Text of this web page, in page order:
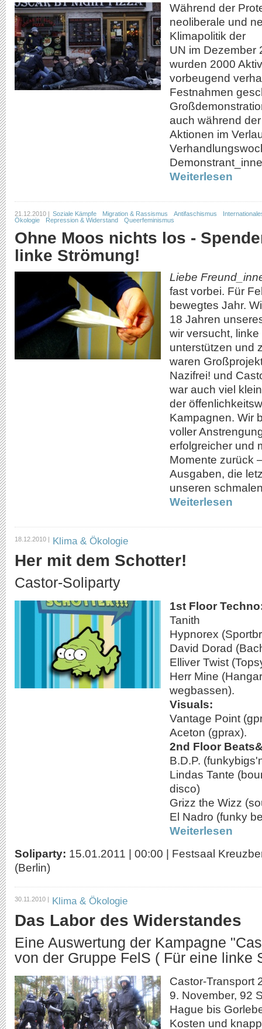
Während der
neoliberale und
Klimapolitik der
UN im Dezember
wurden 2000
vorbeugend
Festnahmen
auch während
Aktionen im
Weiterlesen
21.12.2010 | Soziale Kämpfe Migration & Rassismus Antifaschismus
Ökologie
Repression & Widerstand Queerfeminismus
Ohne Moos nichts los -
linke Strömung!
Liebe
fast vorbei. Für
bewegtes Jahr.
18 Jahren
wir versucht,
unterstützen und
waren
Nazifrei! und
war auch viel
der
Kampagnen. Wir
voller
erfolgreicher und
Momente zurück
Ausgaben, die
unseren
Weiterlesen
18.12.2010 | Klima & Ökologie
Her mit dem Schotter!
Castor-Soliparty
1st Floor
Tanith
Hypnorex
David Dorad
Elliver Twist
Herr Mine
wegbassen).
Visuals:
Vantage Point
Aceton (gprax).
2nd Floor
B.D.P.
Lindas Tante
disco)
Grizz the Wizz
El Nadro (funky
Weiterlesen
Soliparty: 15.01.2011 | 00:00 | Festsaal
(Berlin)
30.11.2010 | Klima & Ökologie
Das Labor des Widerstandes
Eine Auswertung der Kampagne
von der Gruppe FelS ( Für eine linke
Castor-Transport
9. November, 92
Hague bis
Kosten und